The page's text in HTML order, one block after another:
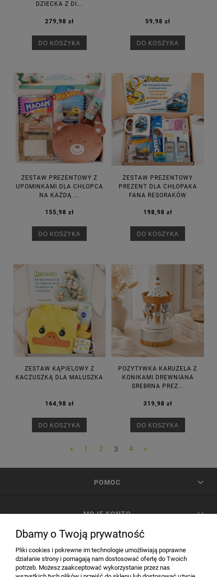
DZIECKA Z DI...
279,98 zł
DO KOSZYKA
59,98 zł
DO KOSZYKA
ZESTAW PREZENTOWY Z
UPOMINKAMI DLA CHŁOPCA
NA KAŻDĄ ...
155,98 zł
DO KOSZYKA
ZESTAW PREZENTOWY
PREZENT DLA CHŁOPAKA
FANA RESORAKÓW
198,98 zł
DO KOSZYKA
ZESTAW KĄPIELOWY Z
KACZUSZKĄ DLA MALUSZKA
164,98 zł
DO KOSZYKA
POZYTYWKA KARUZELA Z
KONIKAMI DREWNIANA
SREBRNA PREZ...
319,98 zł
DO KOSZYKA
« 1 2 3 4 »
POMOC
MOJE KONTO
Dbamy o Twoją prywatność
Pliki cookies i pokrewne im technologie umożliwiają poprawne
działanie strony i pomagają nam dostosować ofertę do Twoich
potrzeb. Możesz zaakceptować wykorzystanie przez nas